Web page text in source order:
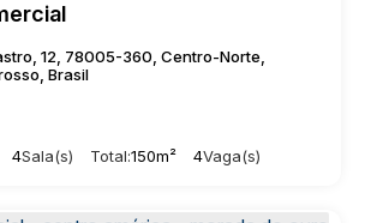
12, 78005-360, Centro-Norte,
Brasil
4Sala(s) Total:150m² 4Vaga(s)